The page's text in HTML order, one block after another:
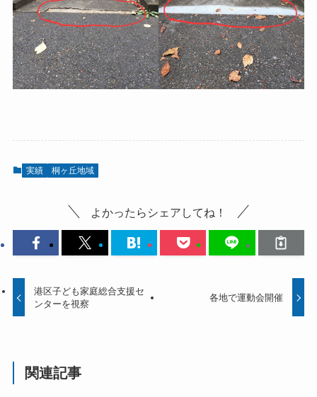
実績 桐ヶ丘地域
よかったらシェアしてね！
港区子ども家庭総合支援セ
ンターを視察
各地で運動会開催
関連記事